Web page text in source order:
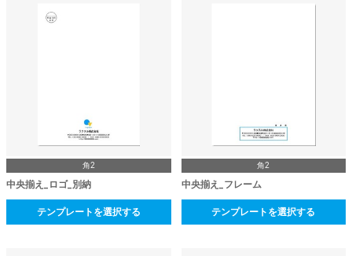
角2
中央揃え_ロゴ_別納
テンプレートを選択する
角2
中央揃え_フレーム
テンプレートを選択する